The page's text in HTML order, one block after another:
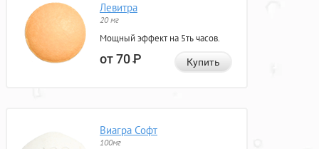
Левитра
20 мг
Мощный эффект на 5ть часов.
от 70Р Купить
Виагра Софт
100мг